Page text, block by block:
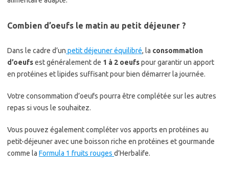
Combien d’oeufs le matin au petit déjeuner ?
Dans le cadre d’un petit déjeuner équilibré, la consommation
d’oeufsest généralement de 1 à 2 oeufspour garantir un apport
en protéines et lipides suffisant pour bien démarrer la journée.
Votre consommation d’oeufs pourra être complétée sur les autres
repas si vous le souhaitez.
Vous pouvez également compléter vos apports en protéines au
petit-déjeuner avec une boisson riche en protéines et gourmande
comme la Formula 1 fruits rouges d’Herbalife.